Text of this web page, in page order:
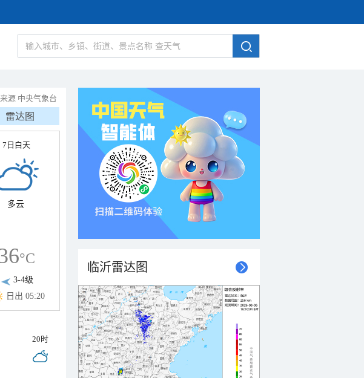
源 中央气象台
雷达图
7日白天
多云
°C
3-4级
日出 05:20
20时
临沂雷达图